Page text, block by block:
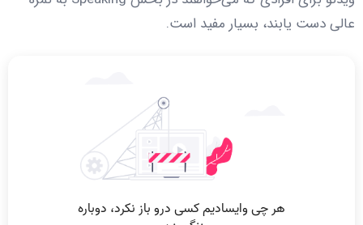
عالی دست یابند، بسیار مفید است.